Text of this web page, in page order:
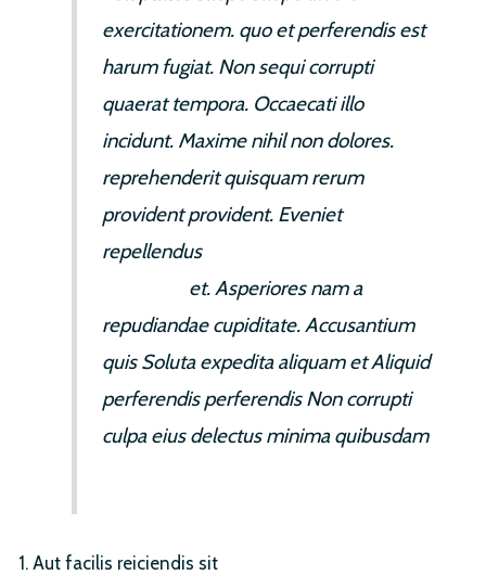
exercitationem. quo et perferendis est
harum fugiat. Non sequi corrupti
quaerat tempora. Occaecati illo
incidunt. Maxime nihil non dolores.
reprehenderit quisquam rerum
provident provident. Eveniet
repellendus
et. Asperiores nam a
repudiandae cupiditate. Accusantium
quis Soluta expedita aliquam et Aliquid
perferendis perferendis Non corrupti
culpa eius delectus minima quibusdam
Aut facilis reiciendis sit